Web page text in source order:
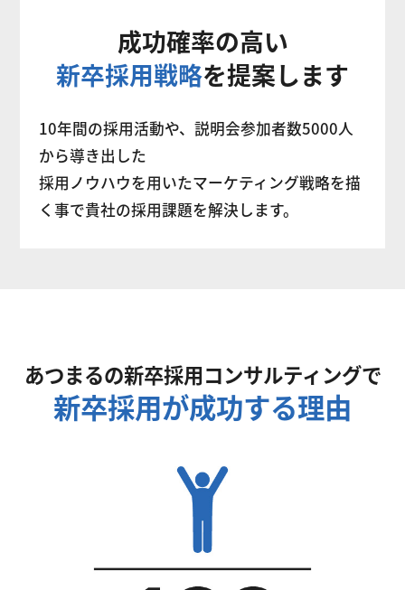
成功確率の高い
新卒採用戦略を提案します
10年間の採用活動や、説明会参加者数5000人
から導き出した
採用ノウハウを用いたマーケティング戦略を描
く事で貴社の採用課題を解決します。
あつまるの新卒採用コンサルティングで
新卒採用が成功する理由